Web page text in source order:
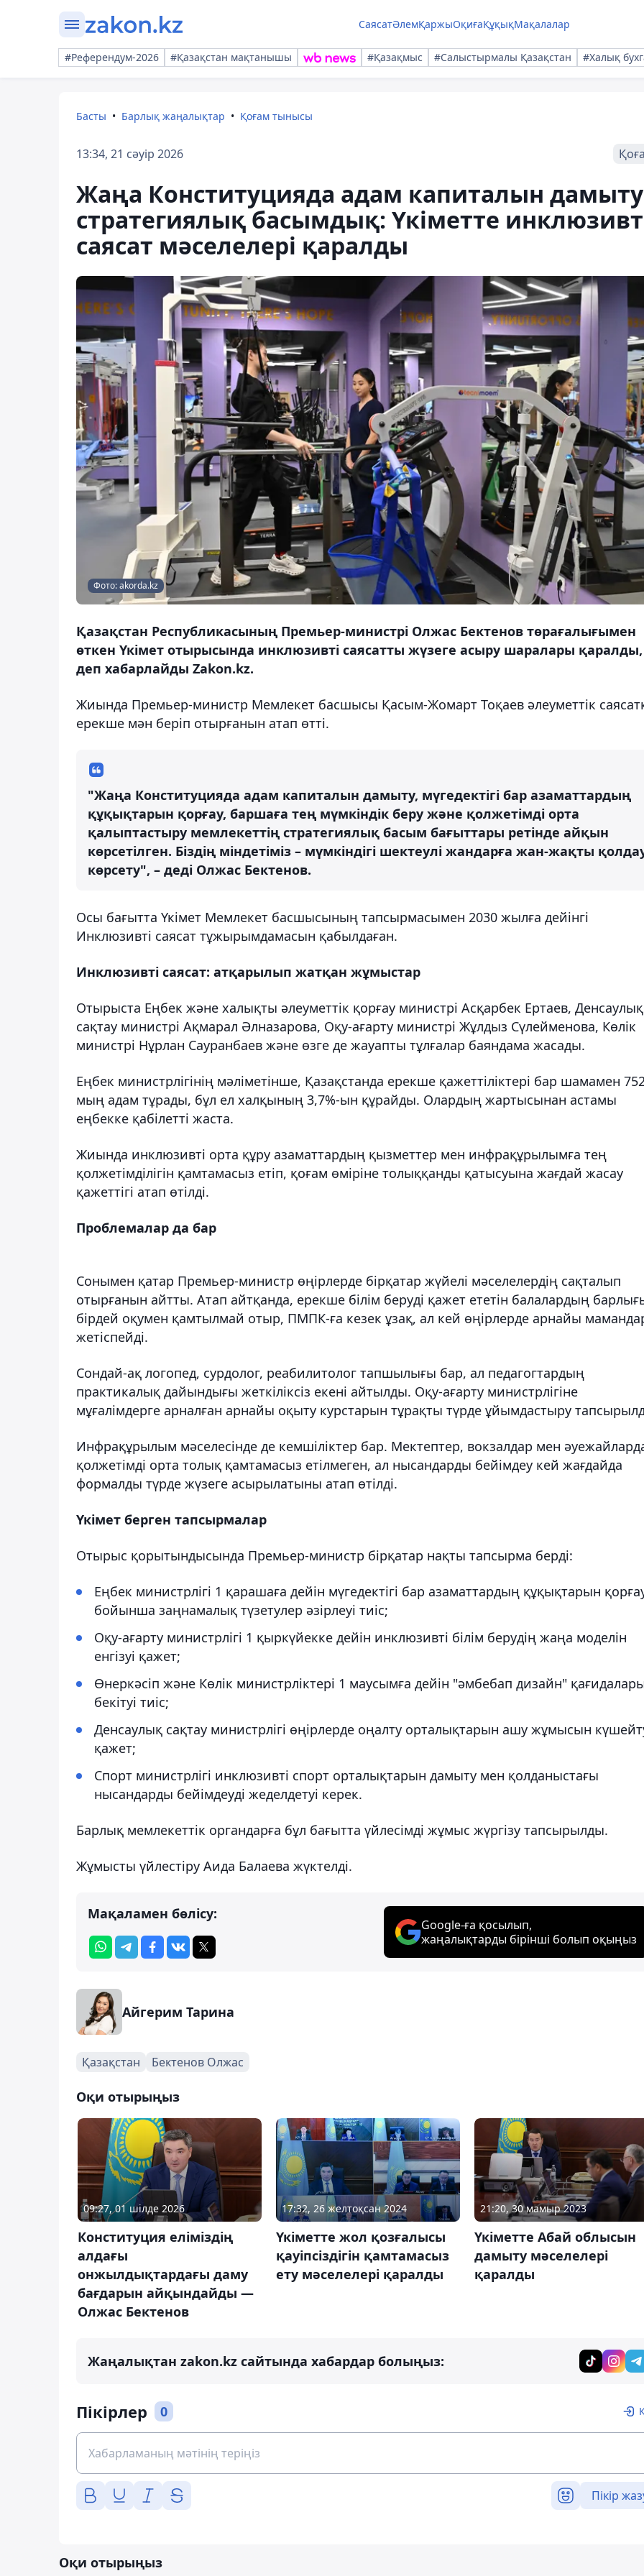
СаясатӘлемҚаржыОқиғаҚұқықМақалалар
#Референдум-2026 #Қазақстан мақтанышы #Қазақмыс #Салыстырмалы Қазақстан #Халық
Басты Барлық жаңалықтар Қоғам тынысы
13:34, 21 сәуір 2026
Жаңа Конституцияда адам капиталын
стратегиялық басымдық: Үкіметте
саясат мәселелері қаралды
Фото: akorda.kz
Қазақстан Республикасының Премьер-министрі Олжас Бектенов төрағалығымен
өткен Үкімет отырысында инклюзивті саясатты жүзеге асыру шаралары қаралды,
деп хабарлайды Zakon.kz.
Жиында Премьер-министр Мемлекет басшысы Қасым-Жомарт Тоқаев әлеуметтік
ерекше мән беріп отырғанын атап өтті.
"Жаңа Конституцияда адам капиталын дамыту, мүгедектігі бар азаматтардың
құқықтарын қорғау, баршаға тең мүмкіндік беру және қолжетімді орта
қалыптастыру мемлекеттің стратегиялық басым бағыттары ретінде айқын
көрсетілген. Біздің міндетіміз – мүмкіндігі шектеулі жандарға жан-жақты
көрсету", – деді Олжас Бектенов.
Осы бағытта Үкімет Мемлекет басшысының тапсырмасымен 2030 жылға дейінгі
Инклюзивті саясат тұжырымдамасын қабылдаған.
Инклюзивті саясат: атқарылып жатқан жұмыстар
Отырыста Еңбек және халықты әлеуметтік қорғау министрі Асқарбек Ертаев, Денсаулық
сақтау министрі Ақмарал Әлназарова, Оқу-ағарту министрі Жұлдыз Сүлейменова, Көлік
министрі Нұрлан Сауранбаев және өзге де жауапты тұлғалар баяндама жасады.
Еңбек министрлігінің мәліметінше, Қазақстанда ерекше қажеттіліктері бар шамамен
мың адам тұрады, бұл ел халқының 3,7%-ын құрайды. Олардың жартысынан астамы
еңбекке қабілетті жаста.
Жиында инклюзивті орта құру азаматтардың қызметтер мен инфрақұрылымға тең
қолжетімділігін қамтамасыз етіп, қоғам өміріне толыққанды қатысуына жағдай жасау
қажеттігі атап өтілді.
Проблемалар да бар
Сонымен қатар Премьер-министр өңірлерде бірқатар жүйелі мәселелердің сақталып
отырғанын айтты. Атап айтқанда, ерекше білім беруді қажет ететін балалардың
бірдей оқумен қамтылмай отыр, ПМПК-ға кезек ұзақ, ал кей өңірлерде арнайы
жетіспейді.
Сондай-ақ логопед, сурдолог, реабилитолог тапшылығы бар, ал педагогтардың
практикалық дайындығы жеткіліксіз екені айтылды. Оқу-ағарту министрлігіне
мұғалімдерге арналған арнайы оқыту курстарын тұрақты түрде ұйымдастыру
Инфрақұрылым мәселесінде де кемшіліктер бар. Мектептер, вокзалдар мен
қолжетімді орта толық қамтамасыз етілмеген, ал нысандарды бейімдеу кей жағдайда
формалды түрде жүзеге асырылатыны атап өтілді.
Үкімет берген тапсырмалар
Отырыс қорытындысында Премьер-министр бірқатар нақты тапсырма берді:
Еңбек министрлігі 1 қарашаға дейін мүгедектігі бар азаматтардың құқықтарын
бойынша заңнамалық түзетулер әзірлеуі тиіс;
Оқу-ағарту министрлігі 1 қыркүйекке дейін инклюзивті білім берудің жаңа моделін
енгізуі қажет;
Өнеркәсіп және Көлік министрліктері 1 маусымға дейін "әмбебап дизайн"
бекітуі тиіс;
Денсаулық сақтау министрлігі өңірлерде оңалту орталықтарын ашу жұмысын
қажет;
Спорт министрлігі инклюзивті спорт орталықтарын дамыту мен қолданыстағы
нысандарды бейімдеуді жеделдетуі керек.
Барлық мемлекеттік органдарға бұл бағытта үйлесімді жұмыс жүргізу тапсырылды.
Жұмысты үйлестіру Аида Балаева жүктелді.
Мақаламен бөлісу:
Google-ға қосылып,
жаңалықтарды бірінші болып оқыңыз
Айгерим Тарина
Қазақстан Бектенов Олжас
Оқи отырыңыз
09:27, 01 шілде 2026
Конституция еліміздің
алдағы
онжылдықтардағы даму
бағдарын айқындайды —
Олжас Бектенов
17:32, 26 желтоқсан 2024
Үкіметте жол қозғалысы
қауіпсіздігін қамтамасыз
ету мәселелері қаралды
21:20, 30 мамыр 2023
Үкіметте Абай облысын
дамыту мәселелері
қаралды
Жаңалықтан zakon.kz сайтында хабардар болыңыз:
Пікірлер 0
Пікір
Оқи отырыңыз